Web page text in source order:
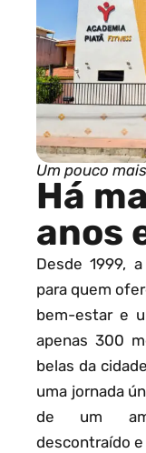
Um pouco
Há
anos
Desde 1999,
para quem
bem-estar e
apenas 300
belas da
uma jornada
de um
descontraído e